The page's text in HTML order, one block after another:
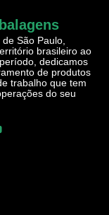
São Paulo,
brasileiro ao
dedicamos
de produtos
trabalho que tem
do seu